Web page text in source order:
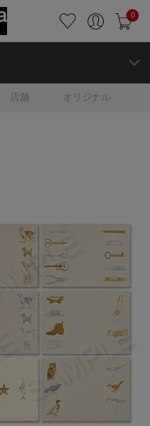
0
店舗 オリジナル